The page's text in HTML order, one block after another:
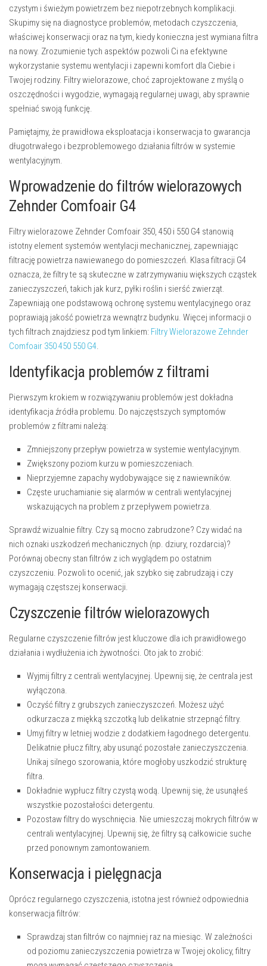
czystym i świeżym powietrzem bez niepotrzebnych komplikacji.
Skupimy się na diagnostyce problemów, metodach czyszczenia,
właściwej konserwacji oraz na tym, kiedy konieczna jest wymiana filtra
na nowy. Zrozumienie tych aspektów pozwoli Ci na efektywne
wykorzystanie systemu wentylacji i zapewni komfort dla Ciebie i
Twojej rodziny. Filtry wielorazowe, choć zaprojektowane z myślą o
oszczędności i wygodzie, wymagają regularnej uwagi, aby sprawnie
spełniać swoją funkcję.
Pamiętajmy, że prawidłowa eksploatacja i konserwacja to gwarancja
długotrwałego i bezproblemowego działania filtrów w systemie
wentylacyjnym.
Wprowadzenie do filtrów wielorazowych
Zehnder Comfoair G4
Filtry wielorazowe Zehnder Comfoair 350, 450 i 550 G4 stanowią
istotny element systemów wentylacji mechanicznej, zapewniając
filtrację powietrza nawiewanego do pomieszczeń. Klasa filtracji G4
oznacza, że filtry te są skuteczne w zatrzymywaniu większych cząstek
zanieczyszczeń, takich jak kurz, pyłki roślin i sierść zwierząt.
Zapewniają one podstawową ochronę systemu wentylacyjnego oraz
poprawiają jakość powietrza wewnątrz budynku. Więcej informacji o
tych filtrach znajdziesz pod tym linkiem: Filtry Wielorazowe Zehnder
Comfoair 350 450 550 G4.
Identyfikacja problemów z filtrami
Pierwszym krokiem w rozwiązywaniu problemów jest dokładna
identyfikacja źródła problemu. Do najczęstszych symptomów
problemów z filtrami należą:
Zmniejszony przepływ powietrza w systemie wentylacyjnym.
Zwiększony poziom kurzu w pomieszczeniach.
Nieprzyjemne zapachy wydobywające się z nawiewników.
Częste uruchamianie się alarmów w centrali wentylacyjnej
wskazujących na problem z przepływem powietrza.
Sprawdź wizualnie filtry. Czy są mocno zabrudzone? Czy widać na
nich oznaki uszkodzeń mechanicznych (np. dziury, rozdarcia)?
Porównaj obecny stan filtrów z ich wyglądem po ostatnim
czyszczeniu. Pozwoli to ocenić, jak szybko się zabrudzają i czy
wymagają częstszej konserwacji.
Czyszczenie filtrów wielorazowych
Regularne czyszczenie filtrów jest kluczowe dla ich prawidłowego
działania i wydłużenia ich żywotności. Oto jak to zrobić:
Wyjmij filtry z centrali wentylacyjnej. Upewnij się, że centrala jest
wyłączona.
Oczyść filtry z grubszych zanieczyszczeń. Możesz użyć
odkurzacza z miękką szczotką lub delikatnie strzepnąć filtry.
Umyj filtry w letniej wodzie z dodatkiem łagodnego detergentu.
Delikatnie płucz filtry, aby usunąć pozostałe zanieczyszczenia.
Unikaj silnego szorowania, które mogłoby uszkodzić strukturę
filtra.
Dokładnie wypłucz filtry czystą wodą. Upewnij się, że usunąłeś
wszystkie pozostałości detergentu.
Pozostaw filtry do wyschnięcia. Nie umieszczaj mokrych filtrów w
centrali wentylacyjnej. Upewnij się, że filtry są całkowicie suche
przed ponownym zamontowaniem.
Konserwacja i pielęgnacja
Oprócz regularnego czyszczenia, istotna jest również odpowiednia
konserwacja filtrów:
Sprawdzaj stan filtrów co najmniej raz na miesiąc. W zależności
od poziomu zanieczyszczenia powietrza w Twojej okolicy, filtry